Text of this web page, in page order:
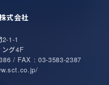
式会社
1-1
ング4F
/ FAX : 03-3583-2387